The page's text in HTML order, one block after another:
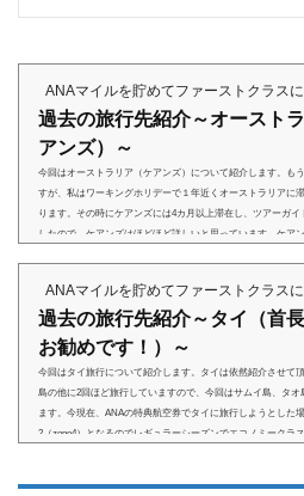
ANAマイルを貯めてファーストクラスに
過去の旅行先紹介～オースト
アンズ）～
今回はオーストラリア（ケアンズ）について紹介します。も
すが、私はワーキングホリデーで１年近くオーストラリアに
ります。その時にケアンズには4カ月以上滞在し、ツアーガイ
したので、ケアンズはほどほど詳しいと思っています。ケア
用して直行便では行けません。ANAのマイル（スター アライ
ANAマイルを貯めてファーストクラスに
過去の旅行先紹介～タイ（首
お勧めです！）～
今回はタイ旅行について紹介します。タイは依然紹介させて
島の他に2回ほど旅行していますので、今回はサムイ島、タオ
ます。今現在、ANAの特典航空券でタイに旅行しようとした
2（zone4）となるのでレギュラーシーズンでエコノミークラ